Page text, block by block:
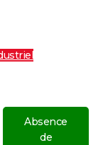
Absence
de